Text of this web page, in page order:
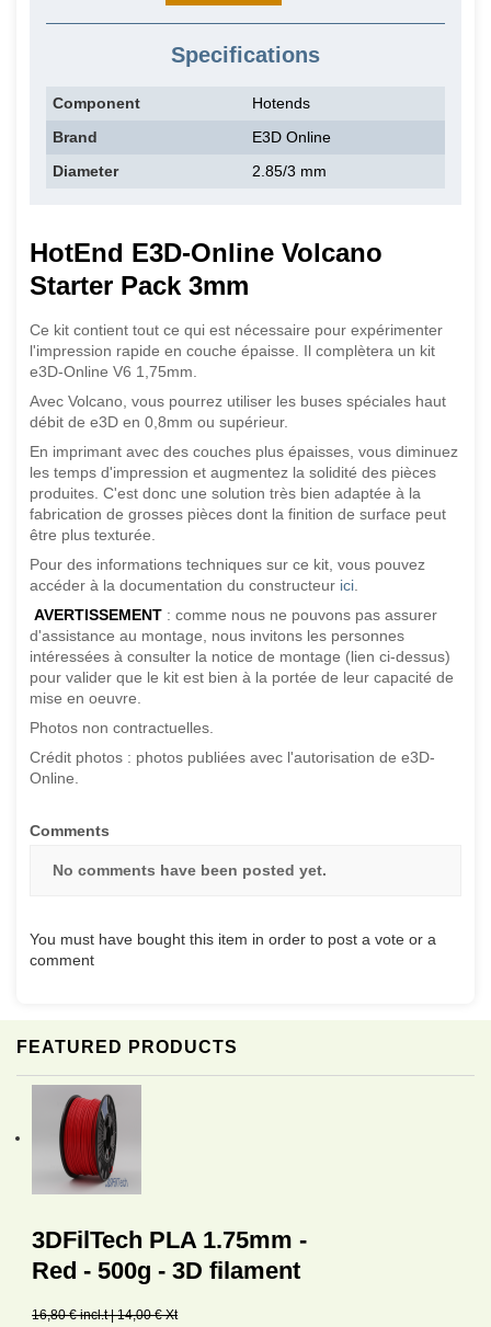
FEATURED PRODUCTS
3DFilTech PLA 1.75mm -
Red - 500g - 3D filament
16,80 € incl.t | 14,00 € Xt
Specifications
Component
Hotends
Brand
E3D Online
Diameter
2.85/3 mm
HotEnd E3D-Online Volcano
Starter Pack 3mm
Ce kit contient tout ce qui est nécessaire pour expérimenter
l'impression rapide en couche épaisse. Il complètera un kit
e3D-Online V6 1,75mm.
Avec Volcano, vous pourrez utiliser les buses spéciales haut
débit de e3D en 0,8mm ou supérieur.
En imprimant avec des couches plus épaisses, vous diminuez
les temps d'impression et augmentez la solidité des pièces
produites. C'est donc une solution très bien adaptée à la
fabrication de grosses pièces dont la finition de surface peut
être plus texturée.
Pour des informations techniques sur ce kit, vous pouvez
accéder à la documentation du constructeur ici
AVERTISSEMENT : comme nous ne pouvons pas assurer
d'assistance au montage, nous invitons les personnes
intéressées à consulter la notice de montage (lien ci-dessus)
pour valider que le kit est bien à la portée de leur capacité de
mise en oeuvre.
Photos non contractuelles.
Crédit photos : photos publiées avec l'autorisation de e3D-
Online.
Comments
No comments have been posted yet.
You must have bought this item in order to post a vote or a
comment